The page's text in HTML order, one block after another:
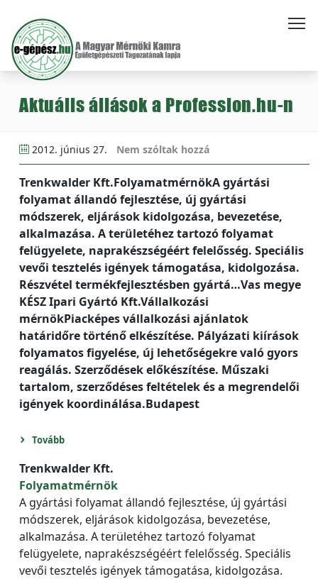
Aktuális állások a Profession.hu-n
2012. június 27. Nem szóltak hozzá
Trenkwalder Kft.FolyamatmérnökA gyártási
folyamat állandó fejlesztése, új gyártási
módszerek, eljárások kidolgozása, bevezetése,
alkalmazása. A területéhez tartozó folyamat
felügyelete, naprakészségéért felelősség. Speciális
vevői tesztelés igények támogatása, kidolgozása.
Részvétel termékfejlesztésben gyártá…Vas megye
KÉSZ Ipari Gyártó Kft.Vállalkozási
mérnökPiacképes vállalkozási ajánlatok
határidőre történő elkészítése. Pályázati kiírások
folyamatos figyelése, új lehetőségekre való gyors
reagálás. Szerződések előkészítése. Műszaki
tartalom, szerződéses feltételek és a megrendelői
igények koordinálása.Budapest
Tovább
Trenkwalder Kft.
Folyamatmérnök
A gyártási folyamat állandó fejlesztése, új gyártási
módszerek, eljárások kidolgozása, bevezetése,
alkalmazása. A területéhez tartozó folyamat
felügyelete, naprakészségéért felelősség. Speciális
vevői tesztelés igények támogatása, kidolgozása.